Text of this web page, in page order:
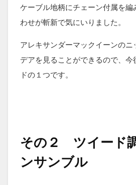
ケーブル地柄にチェーン付属を編
わせが斬新で気にいりました。
アレキサンダーマックイーンのニ
デアを見ることができるので、
ドの１つです。
その２ ツイード
ンサンブル